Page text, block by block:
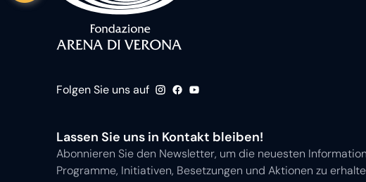
Folgen Sie uns auf
Programme, Initiativen, Besetzungen und Aktionen zu erhalten
Registrieren Sie sich